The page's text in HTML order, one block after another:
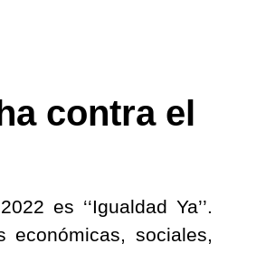
contra el
es ‘‘Igualdad Ya’’.
sociales,